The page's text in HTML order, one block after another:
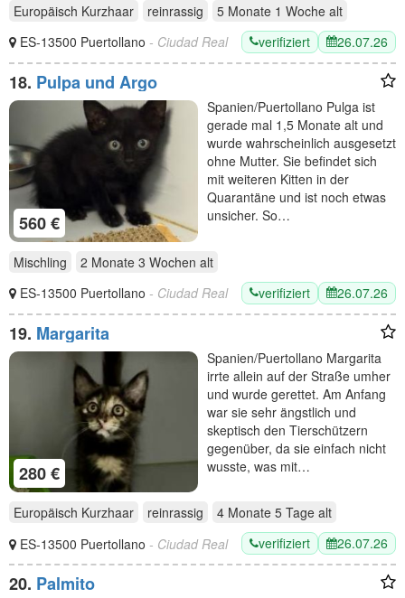
Europäisch Kurzhaar reinrassig 5 Monate 1 Woche alt
ES-13500 Puertollano - Ciudad Real verifiziert 26.07.26
18. Pulpa und Argo
560 €
Spanien/Puertollano Pulga ist
gerade mal 1,5 Monate alt und
wurde wahrscheinlich ausgesetzt
ohne Mutter. Sie befindet sich
mit weiteren Kitten in der
Quarantäne und ist noch etwas
unsicher. So…
Mischling 2 Monate 3 Wochen alt
ES-13500 Puertollano - Ciudad Real verifiziert 26.07.26
19. Margarita
280 €
Spanien/Puertollano Margarita
irrte allein auf der Straße umher
und wurde gerettet. Am Anfang
war sie sehr ängstlich und
skeptisch den Tierschützern
gegenüber, da sie einfach nicht
wusste, was mit…
Europäisch Kurzhaar reinrassig 4 Monate 5 Tage alt
ES-13500 Puertollano - Ciudad Real verifiziert 26.07.26
20. Palmito